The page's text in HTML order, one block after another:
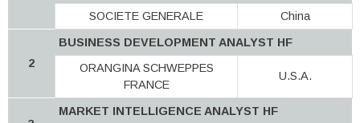
SOCIETE GENERALE
China
2
BUSINESS DEVELOPMENT ANALYST HF
ORANGINA SCHWEPPES
FRANCE
U.S.A.
MARKET INTELLIGENCE ANALYST HF